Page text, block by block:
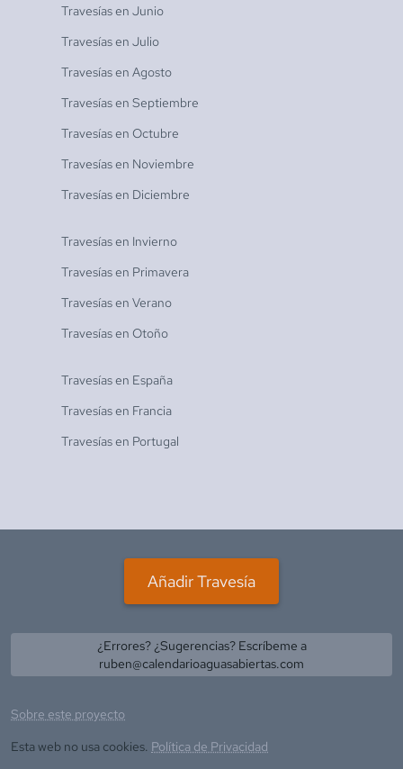
Travesías en Junio
Travesías en Julio
Travesías en Agosto
Travesías en Septiembre
Travesías en Octubre
Travesías en Noviembre
Travesías en Diciembre
Travesías en Invierno
Travesías en Primavera
Travesías en Verano
Travesías en Otoño
Travesías en España
Travesías en Francia
Travesías en Portugal
Añadir Travesía
¿Errores? ¿Sugerencias? Escríbeme a
ruben@calendarioaguasabiertas.com
Sobre este proyecto
Esta web no usa cookies. Política de Privacidad